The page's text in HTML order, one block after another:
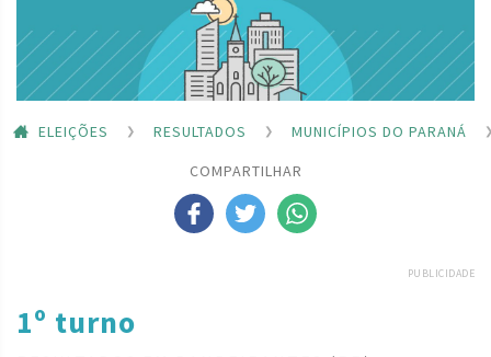
ELEIÇÕES RESULTADOS
MUNICÍPIOS DO PARANÁ
COMPARTILHAR
PUBLICIDADE
1º turno